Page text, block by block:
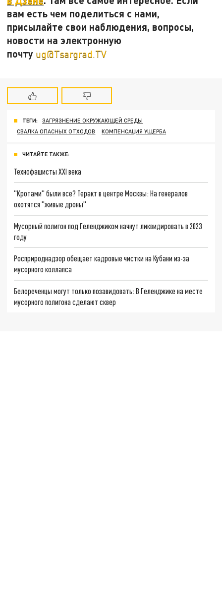
вам есть чем поделиться с нами,
присылайте свои наблюдения, вопросы,
новости на электронную
почту ug@Tsargrad.TV
ТЕГИ:
ЗАГРЯЗНЕНИЕ ОКРУЖАЮЩЕЙ СРЕДЫ
СВАЛКА ОПАСНЫХ ОТХОДОВ
КОМПЕНСАЦИЯ УЩЕРБА
ЧИТАЙТЕ ТАКЖЕ:
Технофашисты XXI века
"Кротами" были все? Теракт в центре Москвы: На генералов
охотятся "живые дроны"
Мусорный полигон под Геленджиком начнут ликвидировать в 2023
году
Росприроднадзор обещает кадровые чистки на Кубани из-за
мусорного коллапса
Белореченцы могут только позавидовать: В Геленджике на месте
мусорного полигона сделают сквер